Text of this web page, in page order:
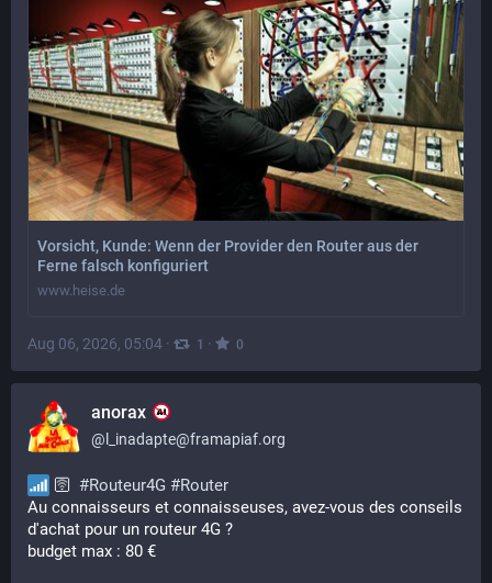
Vorsicht, Kunde: Wenn der Provider den Router aus der
Ferne falsch konfiguriert
www.heise.de
Aug 06, 2026, 05:04 · 1 · 0
anorax
@ l_inadapte@framapiaf.org
🛜 #Routeur4G #Router
Au connaisseurs et connaisseuses, avez-vous des conseils
d'achat pour un routeur 4G ?
budget max : 80 €